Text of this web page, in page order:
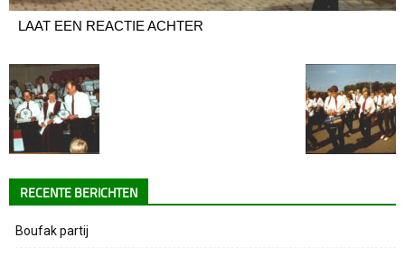
LAAT EEN REACTIE ACHTER
RECENTE BERICHTEN
Boufak partij